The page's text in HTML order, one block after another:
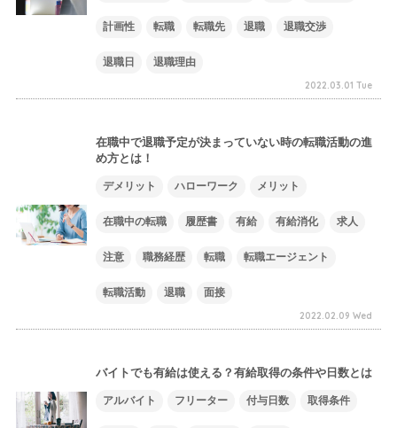
計画性 転職 転職先 退職 退職交渉
退職日 退職理由
2022.03.01 Tue
在職中で退職予定が決まっていない時の転職活動の進
め方とは！
デメリット ハローワーク メリット
在職中の転職 履歴書 有給 有給消化 求人
注意 職務経歴 転職 転職エージェント
転職活動 退職 面接
2022.02.09 Wed
バイトでも有給は使える？有給取得の条件や日数とは
アルバイト フリーター 付与日数 取得条件